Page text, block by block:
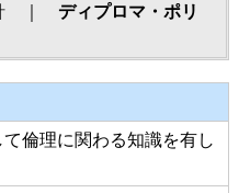
｜ ディプロマ・ポリ
倫理に関わる知識を有し